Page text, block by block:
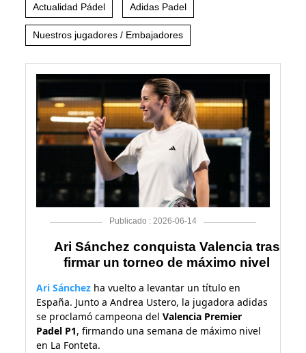
Actualidad Pádel Adidas Padel
Nuestros jugadores / Embajadores
Publicado : 2026-06-14
Ari Sánchez conquista Valencia tras
firmar un torneo de máximo nivel
Ari Sánchez ha vuelto a levantar un título en
España. Junto a Andrea Ustero, la jugadora adidas
se proclamó campeona delValencia Premier
Padel P1, firmando una semana de máximo nivel
en La Fonteta.